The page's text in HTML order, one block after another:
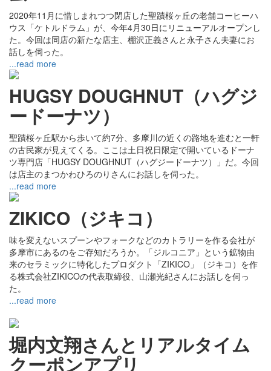
2020年11月に惜しまれつつ閉店した聖蹟桜ヶ丘の老舗コーヒーハ
ウス「ケトルドラム」が、今年4月30日にリニューアルオープンし
た。今回は同店の新たな店主、棚沢正義さんと永子さん夫妻にお
話しを伺った。
...read more
HUGSY DOUGHNUT（ハグジ
ードーナツ）
聖蹟桜ヶ丘駅から歩いて約7分、多摩川の近くの路地を進むと一軒
の古民家が見えてくる。ここは土日祝日限定で開いているドーナ
ツ専門店「HUGSY DOUGHNUT（ハグジードーナツ）」だ。今回
は店主のまつかわひろのりさんにお話しを伺った。
...read more
ZIKICO（ジキコ）
味を変えないスプーンやフォークなどのカトラリーを作る会社が
多摩市にあるのをご存知だろうか。「ジルコニア」という鉱物由
来のセラミックに特化したプロダクト「ZIKICO」（ジキコ）を作
る株式会社ZIKICOの代表取締役、山瀬光紀さんにお話しを伺っ
た。
...read more
堀内文翔さんとリアルタイム
クーポンアプリ